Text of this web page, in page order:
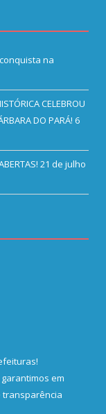
na
CELEBROU
DO PARÁ! 6
21 de julho
!
em
transparência